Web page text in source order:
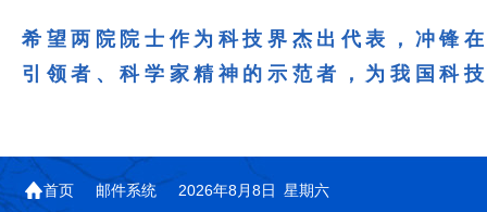
希望两院院士作为科技界杰出代表，冲锋
引领者、科学家精神的示范者，为我国科
首页 邮件系统 2026年8月8日 星期六